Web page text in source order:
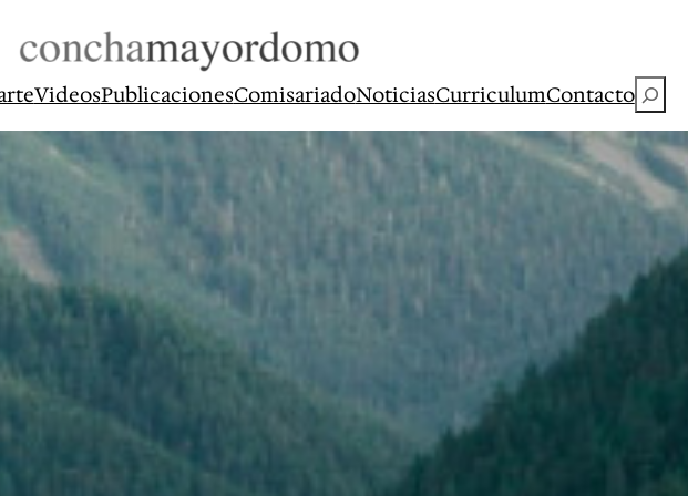
VideosPublicacionesComisariadoNoticiasCurriculumContactoBuscar